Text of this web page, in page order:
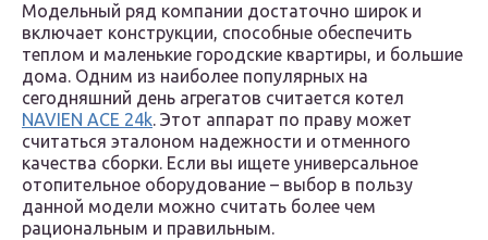
Модельный ряд компании достаточно широк и
включает конструкции, способные обеспечить
теплом и маленькие городские квартиры, и большие
дома. Одним из наиболее популярных на
сегодняшний день агрегатов считается котел
NAVIEN ACE 24k. Этот аппарат по праву может
считаться эталоном надежности и отменного
качества сборки. Если вы ищете универсальное
отопительное оборудование – выбор в пользу
данной модели можно считать более чем
рациональным и правильным.